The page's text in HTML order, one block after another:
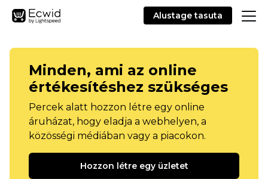
Alustage tasuta
Minden, ami az online
értékesítéshez szükséges
Percek alatt hozzon létre egy online
áruházat, hogy eladja a webhelyen, a
közösségi médiában vagy a piacokon.
Hozzon létre egy üzletet